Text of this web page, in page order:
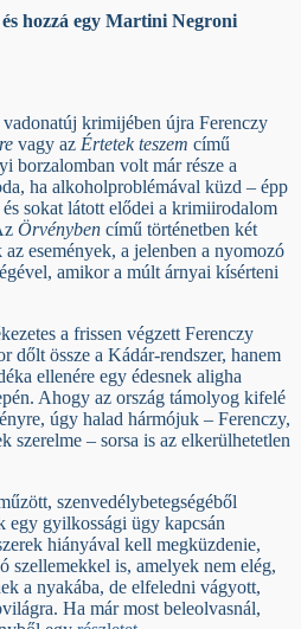
és hozzá egy Martini Negroni
krimijében újra Ferenczy
vagy az Értetek teszem című
borzalomban volt már része a
ha alkoholproblémával küzd – épp
sokat látott elődei a krimiirodalom
Örvényben című történetben két
események, a jelenben a nyomozó
amikor a múlt árnyai kísérteni
a frissen végzett Ferenczy
dőlt össze a Kádár-rendszer, hanem
ellenére egy édesnek aligha
Ahogy az ország támolyog kifelé
úgy halad hármójuk – Ferenczy,
szerelme – sorsa is az elkerülhetetlen
szenvedélybetegségéből
egy gyilkossági ügy kapcsán
hiányával kell megküzdenie,
szellemekkel is, amelyek nem elég,
a nyakába, de elfeledni vágyott,
Ha már most beleolvasnál,